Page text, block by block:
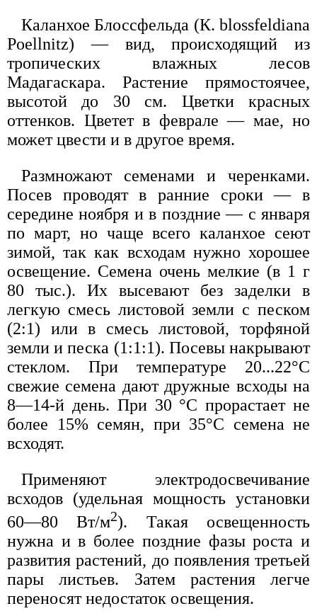
Каланхое Блоссфельда (К. blossfeldiana
Poellnitz) — вид, происходящий из
тропических влажных лесов
Мадагаскара. Растение прямостоячее,
высотой до 30 см. Цветки красных
оттенков. Цветет в феврале — мае, но
может цвести и в другое время.
Размножают семенами и черенками.
Посев проводят в ранние сроки — в
середине ноября и в поздние — с января
по март, но чаще всего каланхое сеют
зимой, так как всходам нужно хорошее
освещение. Семена очень мелкие (в 1 г
80 тыс.). Их высевают без заделки в
легкую смесь листовой земли с песком
(2:1) или в смесь листовой, торфяной
земли и песка (1:1:1). Посевы накрывают
стеклом. При температуре 20...22°С
свежие семена дают дружные всходы на
8—14-й день. При 30 °С прорастает не
более 15% семян, при 35°С семена не
всходят.
Применяют электродосвечивание
всходов (удельная мощность установки
60—80 Вт/м2). Такая освещенность
нужна и в более поздние фазы роста и
развития растений, до появления третьей
пары листьев. Затем растения легче
переносят недостаток освещения.